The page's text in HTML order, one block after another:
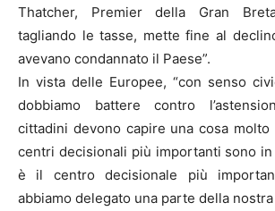
Thatcher, Premier della Gran
tagliando le tasse, mette fine al
avevano condannato il Paese”.
In vista delle Europee, “con senso
dobbiamo battere contro
cittadini devono capire una cosa
centri decisionali più importanti sono in
è il centro decisionale più
abbiamo delegato una parte della